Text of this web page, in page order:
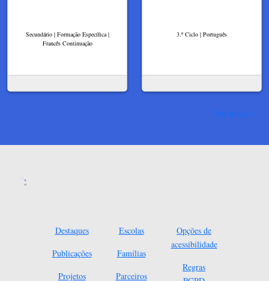
Secundário | Formação Específica |
Francês Continuação
3.º Ciclo | Português
Ver mais
Destaques
Publicações
Projetos
Escolas
Famílias
Parceiros
Opções de
acessibilidade
Regras